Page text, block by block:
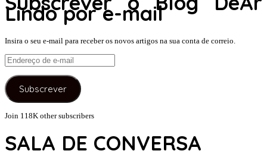
Lindo por e-mail
Insira o seu e-mail para receber os novos artigos na sua conta de correio.
Endereço
de
e-
mail
Subscrever
Join 118K other subscribers
SALA DE CONVERSA